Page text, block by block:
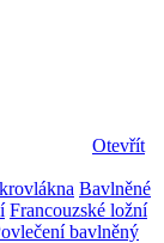
Otevřít
Bavlněné
Francouzské ložní
bavlněný